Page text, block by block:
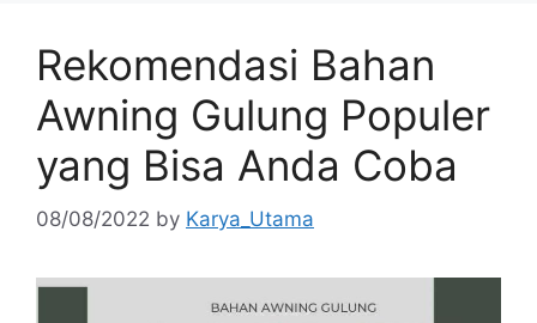
Rekomendasi Bahan
Awning Gulung Populer
yang Bisa Anda Coba
08/08/2022 by Karya_Utama